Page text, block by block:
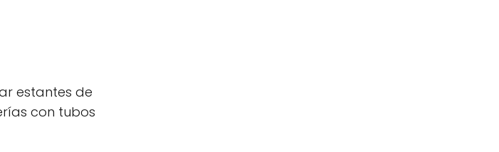
estantes de
con tubos